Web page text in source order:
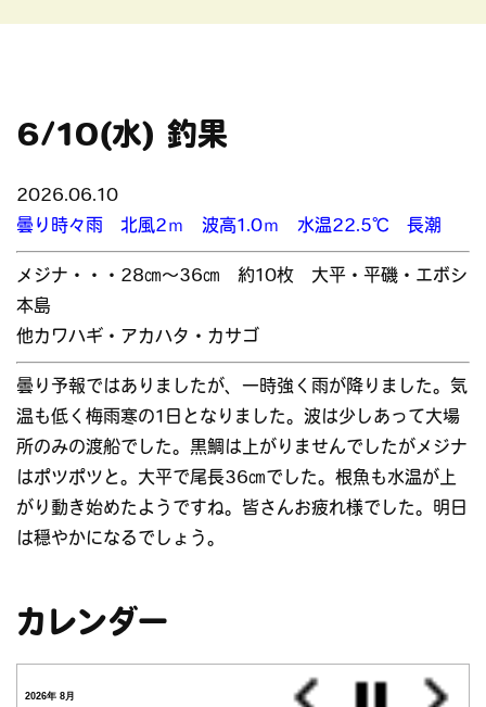
6/10(水) 釣果
2026.06.10
曇り時々雨 北風2ｍ 波高1.0ｍ 水温22.5℃ 長潮
メジナ・・・28㎝～36㎝ 約10枚 大平・平磯・エボシ
本島
他カワハギ・アカハタ・カサゴ
曇り予報ではありましたが、一時強く雨が降りました。気
温も低く梅雨寒の1日となりました。波は少しあって大場
所のみの渡船でした。黒鯛は上がりませんでしたがメジナ
はポツポツと。大平で尾長36㎝でした。根魚も水温が上
がり動き始めたようですね。皆さんお疲れ様でした。明日
は穏やかになるでしょう。
カレンダー
2026年 8月